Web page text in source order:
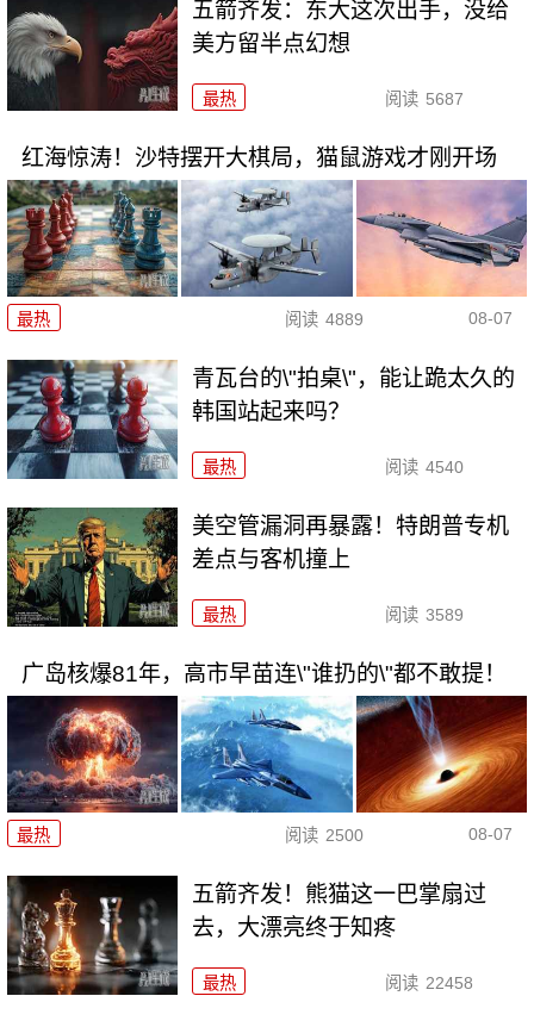
五箭齐发：东大这次出手，没给
美方留半点幻想
最热 阅读 5687
红海惊涛！沙特摆开大棋局，猫鼠游戏才刚开场
最热 阅读 4889 08-07
青瓦台的\"拍桌\"，能让跪太久的
韩国站起来吗？
最热 阅读 4540
美空管漏洞再暴露！特朗普专机
差点与客机撞上
最热 阅读 3589
广岛核爆81年，高市早苗连\"谁扔的\"都不敢提！
最热 阅读 2500 08-07
五箭齐发！熊猫这一巴掌扇过
去，大漂亮终于知疼
最热 阅读 22458